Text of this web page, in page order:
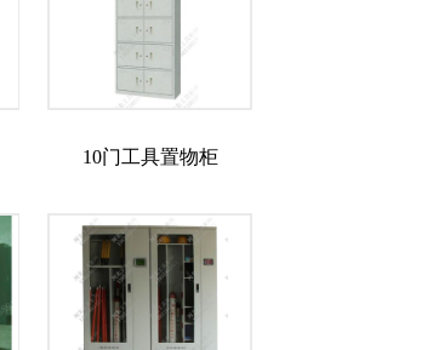
10门工具置物柜